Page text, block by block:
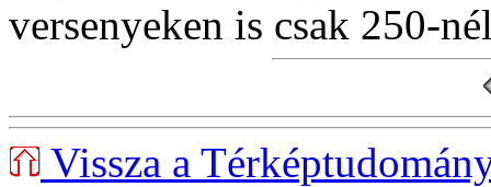
versenyeken is csak 250-
Vissza a